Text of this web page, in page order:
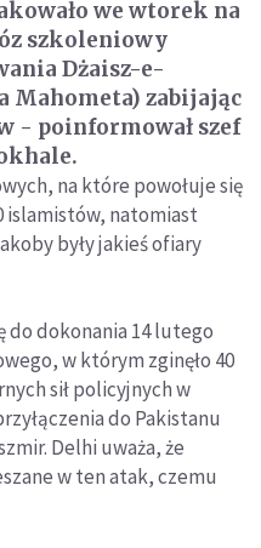
we wtorek na
szkoleniowy
Dżaisz-e-
Mahometa) zabijając
- poinformował szef
na które powołuje się
islamistów, natomiast
były jakieś ofiary
do dokonania 14 lutego
w którym zginęło 40
sił policyjnych w
do Pakistanu
Delhi uważa, że
w ten atak, czemu